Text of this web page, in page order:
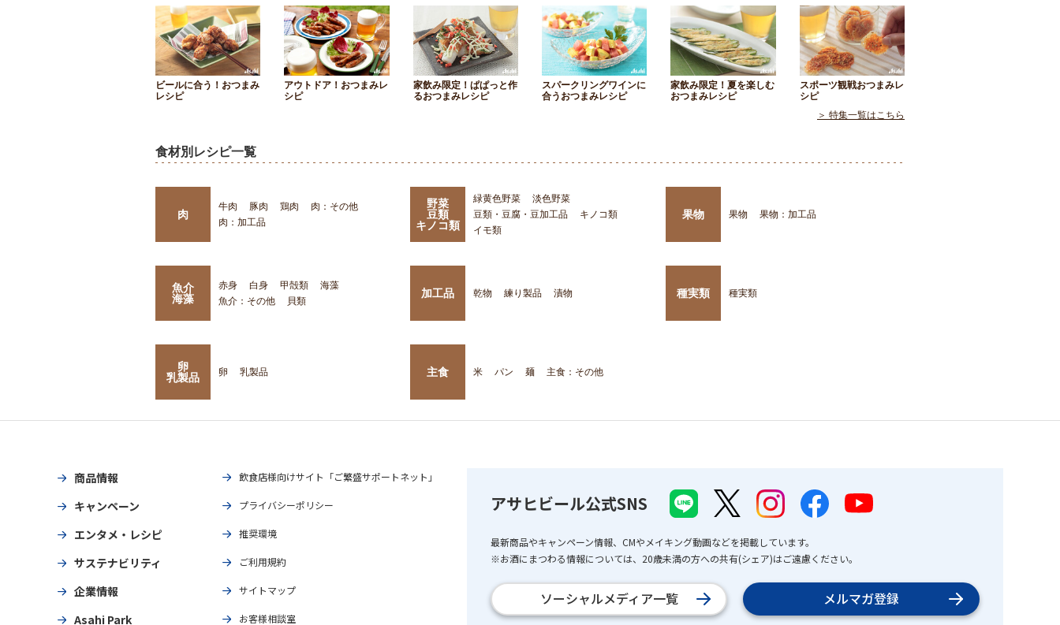
ビールに合う！おつまみ
レシピ
アウトドア！おつまみレ
シピ
家飲み限定！ぱぱっと作
るおつまみレシピ
スパークリングワインに
合うおつまみレシピ
家飲み限定！夏を楽しむ
おつまみレシピ
スポーツ観戦おつまみレ
シピ
＞ 特集一覧はこちら
食材別レシピ一覧
肉
牛肉 豚肉 鶏肉
肉：その他
肉：加工品
野菜
豆類
キノコ類
緑黄色野菜
淡色野菜
豆類・豆腐・豆加工品
キノコ類
イモ類
果物 果物 果物：加工品
魚介
海藻
赤身 白身 甲殻類
海藻
魚介：その他
貝類
加工品 乾物 練り製品 漬物 種実類 種実類
卵
乳製品
卵 乳製品 主食 米 パン 麺 主食：その他
商品情報
キャンペーン
エンタメ・レシピ
サステナビリティ
企業情報
Asahi Park
飲食店様向けサイト「ご繁盛サポートネット」
プライバシーポリシー
推奨環境
ご利用規約
サイトマップ
お客様相談室
アサヒビール公式SNS
最新商品やキャンペーン情報、CMやメイキング動画などを掲載しています。
※お酒にまつわる情報については、20歳未満の方への共有(シェア)はご遠慮ください。
ソーシャルメディア一覧 メルマガ登録